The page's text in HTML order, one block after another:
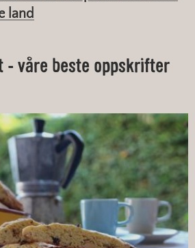
land
- våre beste oppskrifter